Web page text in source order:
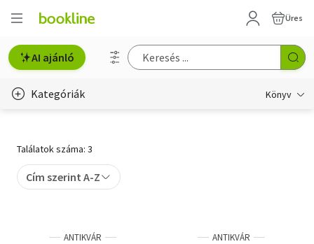
Üres
AI ajánló
Kategóriák Könyv
Gyermek- és ifjúsági
Találatok száma: 3
Cím szerint A-Z
ANTIKVÁR ANTIKVÁR